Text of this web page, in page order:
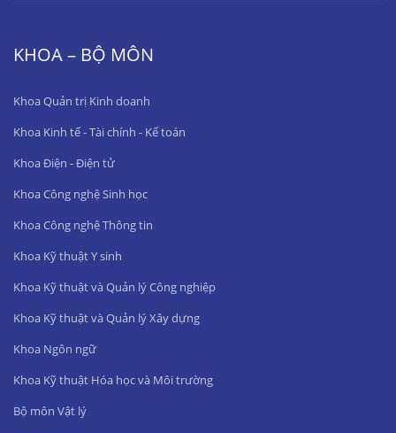
KHOA – BỘ MÔN
Khoa Quản trị Kinh doanh
Khoa Kinh tế - Tài chính - Kế toán
Khoa Điện - Điện tử
Khoa Công nghệ Sinh học
Khoa Công nghệ Thông tin
Khoa Kỹ thuật Y sinh
Khoa Kỹ thuật và Quản lý Công nghiệp
Khoa Kỹ thuật và Quản lý Xây dựng
Khoa Ngôn ngữ
Khoa Kỹ thuật Hóa học và Môi trường
Bộ môn Vật lý